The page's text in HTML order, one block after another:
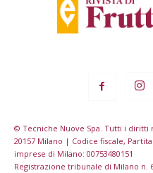
© Tecniche Nuove Spa. Tutti i diritti
20157 Milano | Codice fiscale,
imprese di Milano: 00753480151
Registrazione tribunale di Milano n.